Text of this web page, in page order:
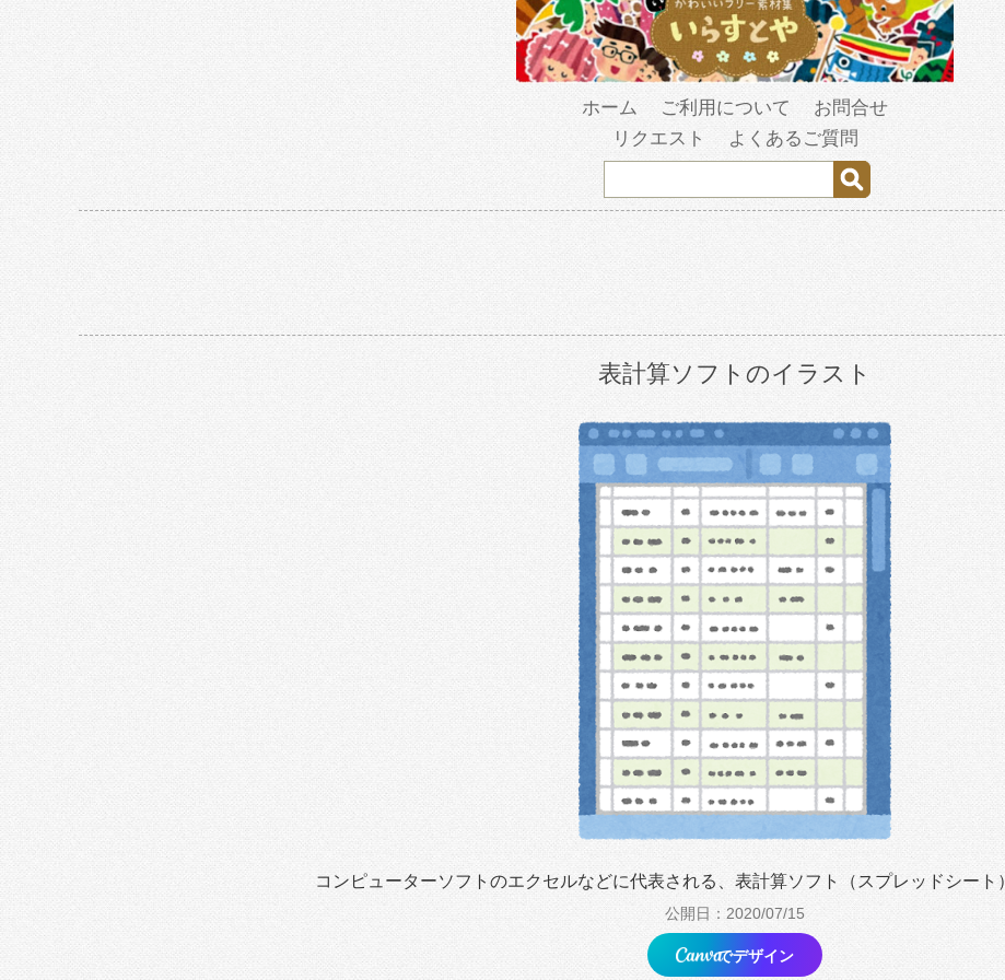
ホーム ご利用について
お問合せ
リクエスト
よくあるご質問
表計算ソフトのイラスト
コンピューターソフトのエクセルなどに代表される、表計算ソフト（スプレッドシート
公開日：2020/07/15
でデザイン